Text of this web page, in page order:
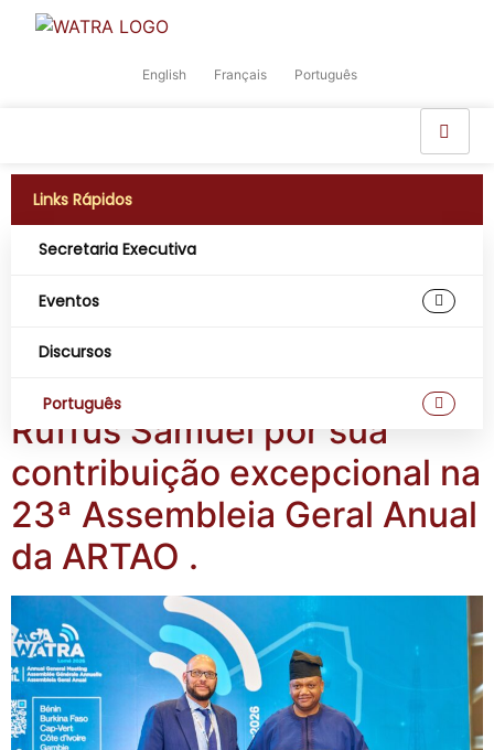
English Français Português
Links Rápidos
Secretaria Executiva
Eventos
Discursos
Português
Dia:29 de Abril,
2026
Reconhecimento ao Sr.
Ruffus Samuel por sua
contribuição excepcional na
23ª Assembleia Geral Anual
da ARTAO .